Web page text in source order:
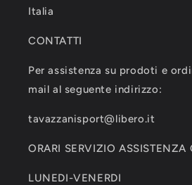
Italia
CONTATTI
Per assistenza su prodoti e
mail al seguente indirizzo:
tavazzanisport@libero.it
ORARI SERVIZIO ASSISTENZA
LUNEDI-VENERDI